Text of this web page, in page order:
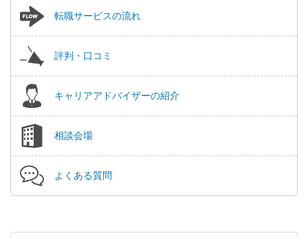
転職サービスの流れ
評判・口コミ
キャリアアドバイザーの紹介
相談会場
よくある質問